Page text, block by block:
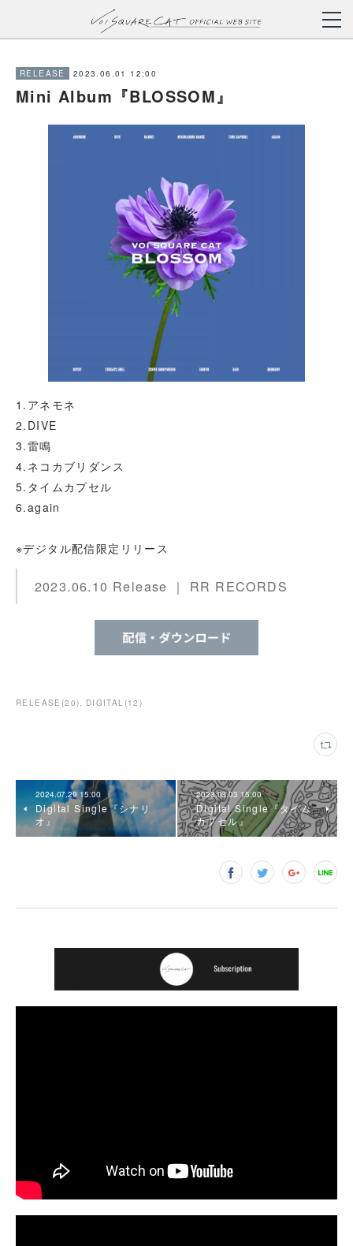
RELEASE 2023.06.01 12:00
Mini Album『BLOSSOM』
1.アネモネ
2.DIVE
3.雷鳴
4.ネコカブリダンス
5.タイムカプセル
6.again
※デジタル配信限定リリース
2023.06.10 Release ｜ RR RECORDS
RELEASE (20) DIGITAL (12 )
2024.07.29 15:00
Digital Single『シナリ
オ』
2023.03.03 15:00
Digital Single『タイム
カプセル』